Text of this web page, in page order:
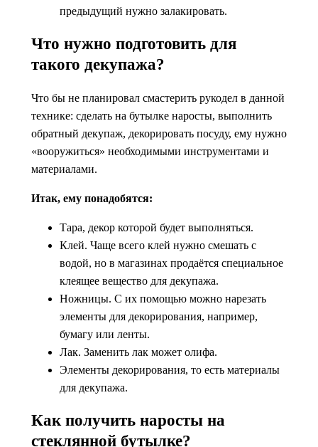
предыдущий нужно залакировать.
Что нужно подготовить для
такого декупажа?
Что бы не планировал смастерить рукодел в данной
технике: сделать на бутылке наросты, выполнить
обратный декупаж, декорировать посуду, ему нужно
«вооружиться» необходимыми инструментами и
материалами.
Итак, ему понадобятся:
Тара, декор которой будет выполняться.
Клей. Чаще всего клей нужно смешать с
водой, но в магазинах продаётся специальное
клеящее вещество для декупажа.
Ножницы. С их помощью можно нарезать
элементы для декорирования, например,
бумагу или ленты.
Лак. Заменить лак может олифа.
Элементы декорирования, то есть материалы
для декупажа.
Как получить наросты на
стеклянной бутылке?